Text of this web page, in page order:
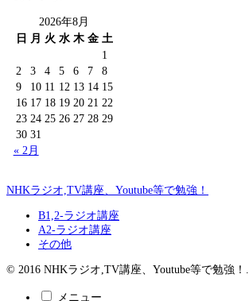
2026年8月
日 月 火 水 木 金 土
1
2
3 4 5 6 7
8
9
10 11 12 13 14 15
16 17 18 19 20 21 22
23 24 25 26 27 28 29
30 31
« 2月
NHKラジオ,TV講座、Youtube等で勉強！
B1,2-ラジオ講座
A2-ラジオ講座
その他
© 2016 NHKラジオ,TV講座、Youtube等で勉強！.
メニュー